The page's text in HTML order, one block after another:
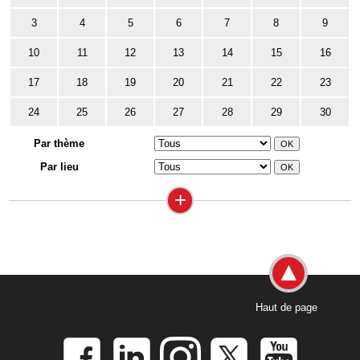
3 4 5 6 7 8 9
10 11 12 13 14 15 16
17 18 19 20 21 22 23
24 25 26 27 28 29 30
Par thème
Par lieu
+
Haut de page